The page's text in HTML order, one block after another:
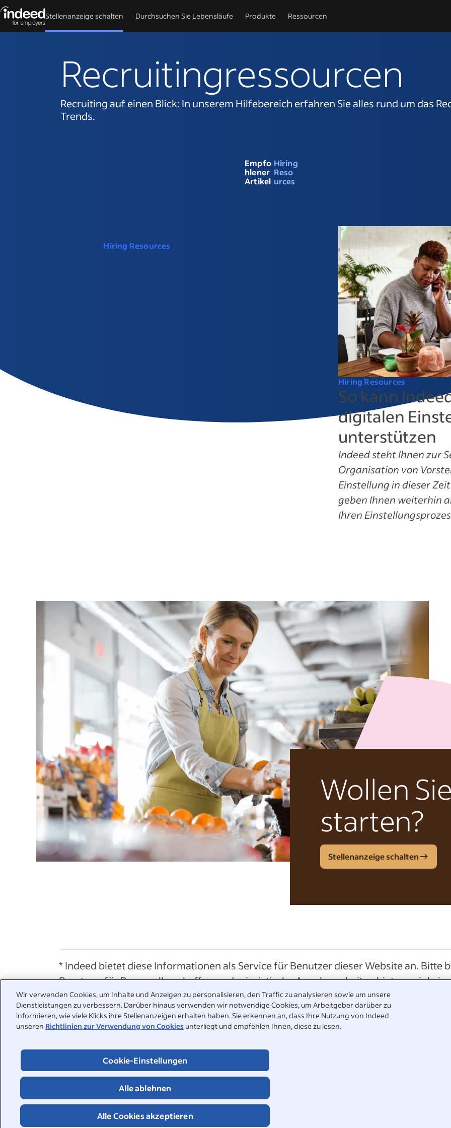
Wir verwenden Cookies, um Inhalte und Anzeigen zu personalisieren, den Traffic zu analysieren sowie um unsere
Dienstleistungen zu verbessern. Darüber hinaus verwenden wir notwendige Cookies, um Arbeitgeber darüber zu
informieren, wie viele Klicks ihre Stellenanzeigen erhalten haben. Sie erkennen an, dass Ihre Nutzung von Indeed
unseren Richtlinien zur Verwendung von Cookies unterliegt und empfehlen Ihnen, diese zu lesen.
Cookie-Einstellungen
Alle ablehnen
Alle Cookies akzeptieren
Stellenanzeige schalten Durchsuchen Sie Lebensläufe Produkte Ressourcen
Recruitingressourcen
Recruiting auf einen Blick: In unserem Hilfebereich erfahren Sie alles rund um das
Trends.
Empfo
hlener
Artikel
Hiring
Reso
urces
Hiring Resources
Hiring Resources
So kann
digitalen
unterstützen
Indeed steht Ihnen zur
Organisation von
Einstellung in dieser
geben Ihnen weiterhin
Ihren
Wollen
starten?
Stellenanzeige schalten
* Indeed bietet diese Informationen als Service für Benutzer dieser Website an. Bitte
Beratung für Personalbeschaffung oder juristische Angelegenheiten bieten, wir
Stellenbeschreibungen übernehmen und keine der hier angebotenen Informationen
Wir sind für Sie da
können uns aber auch direkt kontaktieren.
Hilfebereich Support kontaktieren